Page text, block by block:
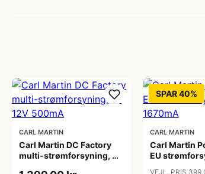
CARL MARTIN
Carl Martin DC Factory
multi-strømforsyning, 9-
SPAR 40%
CARL MARTIN
Carl Martin
EU
VEJL. PRIS